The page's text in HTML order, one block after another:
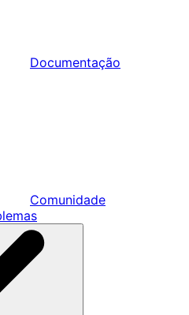
Documentação
Comunidade